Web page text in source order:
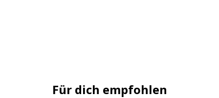
Für dich empfohlen